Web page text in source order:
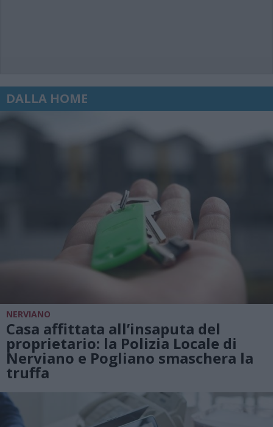
DALLA HOME
NERVIANO
Casa affittata all’insaputa del
proprietario: la Polizia Locale di
Nerviano e Pogliano smaschera la
truffa